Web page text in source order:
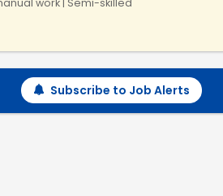
work | Semi-skilled
Subscribe to Job Alerts